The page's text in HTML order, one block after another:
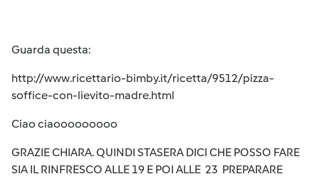
Guarda questa:
http://www.ricettario-bimby.it/ricetta/9512/pizza-
soffice-con-lievito-madre.html
Ciao ciaooooooooo
GRAZIE CHIARA. QUINDI STASERA DICI CHE POSSO FARE
SIA IL RINFRESCO ALLE 19 E POI ALLE 23 PREPARARE